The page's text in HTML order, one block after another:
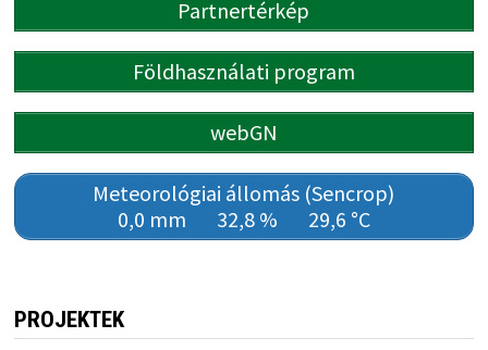
Partnertérkép
Földhasználati program
webGN
Meteorológiai állomás (Sencrop)
0,0 mm
32,8 % 29,6 °C
PROJEKTEK